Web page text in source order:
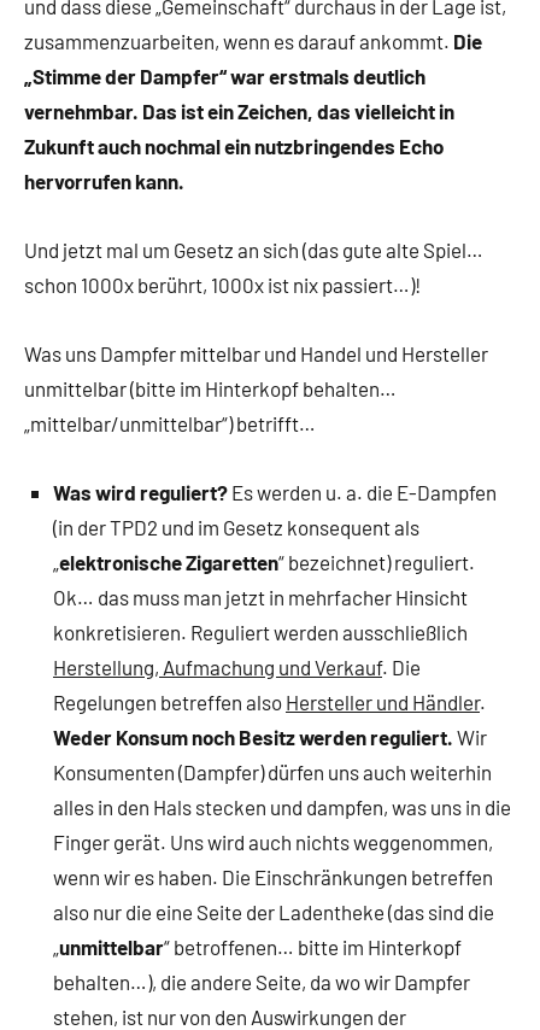
und dass diese „Gemeinschaft“ durchaus in der Lage ist,
zusammenzuarbeiten, wenn es darauf ankommt. Die
„Stimme der Dampfer“ war erstmals deutlich
vernehmbar. Das ist ein Zeichen, das vielleicht in
Zukunft auch nochmal ein nutzbringendes Echo
hervorrufen kann.
Und jetzt mal um Gesetz an sich (das gute alte Spiel…
schon 1000x berührt, 1000x ist nix passiert…)!
Was uns Dampfer mittelbar und Handel und Hersteller
unmittelbar (bitte im Hinterkopf behalten…
„mittelbar/unmittelbar“) betrifft…
Was wird reguliert? Es werden u. a. die E-Dampfen
(in der TPD2 und im Gesetz konsequent als
elektronische Zigaretten“ bezeichnet) reguliert.
Ok… das muss man jetzt in mehrfacher Hinsicht
konkretisieren. Reguliert werden ausschließlich
Herstellung, Aufmachung und Verkauf. Die
Regelungen betreffen also Hersteller und Händler.
Weder Konsum noch Besitz werden reguliert. Wir
Konsumenten (Dampfer) dürfen uns auch weiterhin
alles in den Hals stecken und dampfen, was uns in die
Finger gerät. Uns wird auch nichts weggenommen,
wenn wir es haben. Die Einschränkungen betreffen
also nur die eine Seite der Ladentheke (das sind die
unmittelbar“ betroffenen… bitte im Hinterkopf
behalten…), die andere Seite, da wo wir Dampfer
stehen, ist nur von den Auswirkungen der